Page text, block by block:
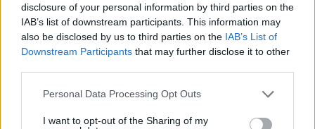
disclosure of your personal information by third parties on the
IAB’s list of downstream participants. This information may
also be disclosed by us to third parties on the IAB’s List of
Downstream Participants that may further disclose it to other
Please note that this website/app uses one or more Google
not limited to your visit or usage behaviour. You may click to
Personal Data Processing Opt Outs
I want to opt-out of the Sharing of my